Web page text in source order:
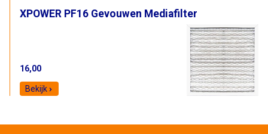
XPOWER PF16 Gevouwen Mediafilter
16,00
Bekijk